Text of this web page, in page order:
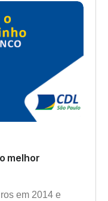
melhor
em 2014 e